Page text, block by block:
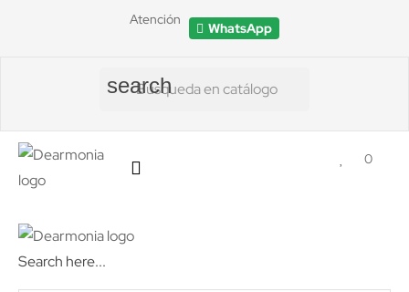
Atención
WhatsApp
search
0
Search here...